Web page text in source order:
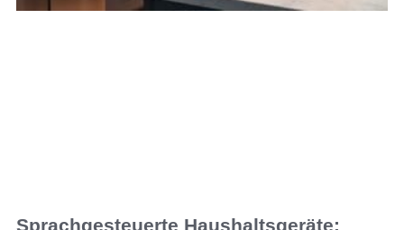
Sprachgesteuerte Haushaltsgeräte: